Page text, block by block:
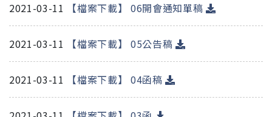
2021-03-11 【檔案下載】 06開會通知單稿
2021-03-11 【檔案下載】 05公告稿
2021-03-11 【檔案下載】 04函稿